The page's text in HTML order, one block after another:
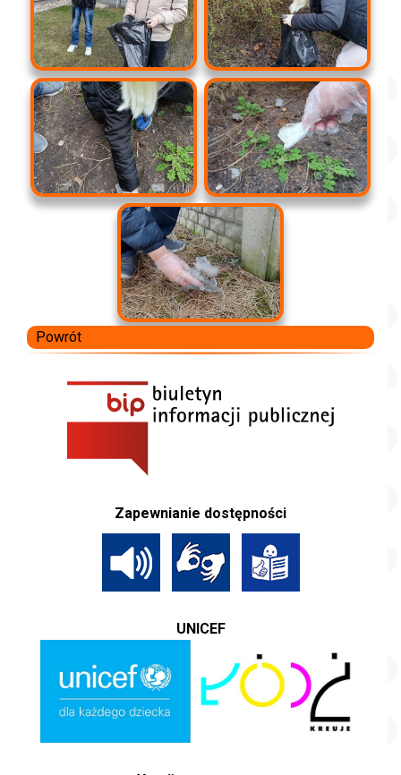
Powrót
Zapewnianie dostępności
UNICEF